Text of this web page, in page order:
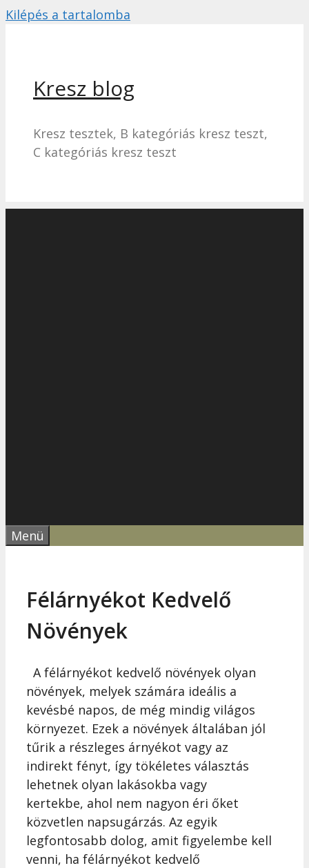
Kilépés a tartalomba
Kresz blog
Kresz tesztek, B kategóriás kresz teszt,
C kategóriás kresz teszt
Menü
Félárnyékot Kedvelő
Növények
A félárnyékot kedvelő növények olyan
növények, melyek számára ideális a
kevésbé napos, de még mindig világos
környezet. Ezek a növények általában jól
tűrik a részleges árnyékot vagy az
indirekt fényt, így tökéletes választás
lehetnek olyan lakásokba vagy
kertekbe, ahol nem nagyon éri őket
közvetlen napsugárzás. Az egyik
legfontosabb dolog, amit figyelembe kell
venni, ha félárnyékot kedvelő